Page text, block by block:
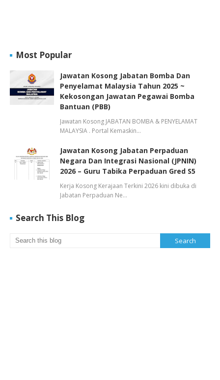
Most Popular
Jawatan Kosong Jabatan Bomba Dan
Penyelamat Malaysia Tahun 2025 ~
Kekosongan Jawatan Pegawai Bomba
Bantuan (PBB)
Jawatan Kosong JABATAN BOMBA & PENYELAMAT
MALAYSIA . Portal Kemaskin…
Jawatan Kosong Jabatan Perpaduan
Negara Dan Integrasi Nasional (JPNIN)
2026 – Guru Tabika Perpaduan Gred S5
Kerja Kosong Kerajaan Terkini 2026 kini dibuka di
Jabatan Perpaduan Ne…
Search This Blog